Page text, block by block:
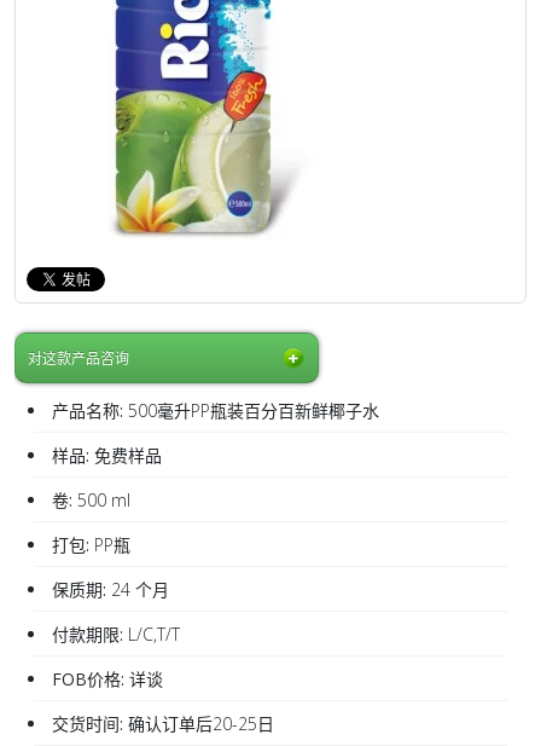
对这款产品咨询
产品名称: 500毫升PP瓶装百分百新鲜椰子水
样品: 免费样品
卷: 500 ml
打包: PP瓶
保质期: 24 个月
付款期限: L/C,T/T
FOB价格: 详谈
交货时间: 确认订单后20-25日